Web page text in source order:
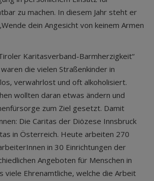
zu machen. In diesem Jahr steht er
dein Angesicht von keinem Armen
Karitasverband-Barmherzigkeit“
die vielen Straßenkinder in
verwahrlost und oft alkoholisiert.
wollten daran etwas ändern und
zum Ziel gesetzt. Damit
Die Caritas der Diözese Innsbruck
in Österreich. Heute arbeiten 270
in 30 Einrichtungen der
Angeboten für Menschen in
viele Ehrenamtliche, welche die Arbeit